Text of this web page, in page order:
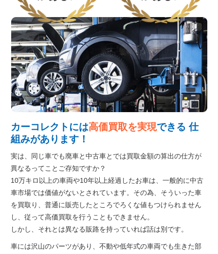
カーコレクトには高価買取を実現できる 仕
組みがあります！
実は、同じ車でも廃車と中古車とでは買取金額の算出の仕方が
異なるってことご存知ですか？
10万キロ以上の車両や10年以上経過したお車は、一般的に中古
車市場では価値がないとされています。その為、そういった車
を買取り、普通に販売したところでろくな値もつけられません
し、従って高価買取を行うこともできません。
しかし、それとは異なる販路を持っていれば話は別です。
車には沢山のパーツがあり、不動や低年式の車両でも生きた部